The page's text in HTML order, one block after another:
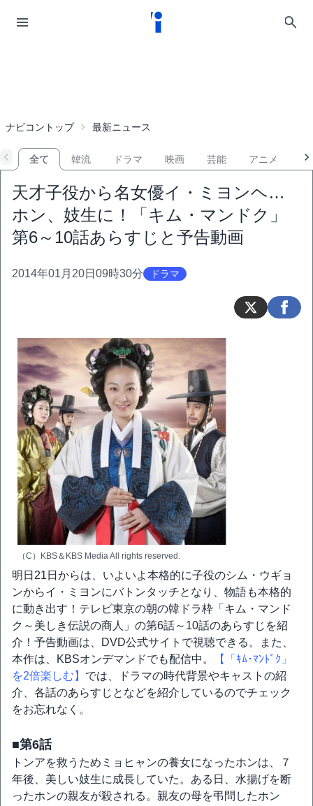
ナビコントップ 最新ニュース
全て 韓流 ドラマ 映画 芸能 アニメ
天才子役から名女優イ・ミヨンヘ…
ホン、妓生に！「キム・マンドク」
第6～10話あらすじと予告動画
2014年01月20日09時30分 ドラマ
（C）KBS＆KBS Media All rights reserved.
明日21日からは、いよいよ本格的に子役のシム・ウギョ
ンからイ・ミヨンにバトンタッチとなり、物語も本格的
に動き出す！テレビ東京の朝の韓ドラ枠「キム・マンド
ク～美しき伝説の商人」の第6話～10話のあらすじを紹
介！予告動画は、DVD公式サイトで視聴できる。また、
本作は、KBSオンデマンドでも配信中。
【「ｷﾑ･ﾏﾝﾄﾞｸ」
を2倍楽しむ】 では、ドラマの時代背景やキャストの紹
介、各話のあらすじとなどを紹介しているのでチェック
をお忘れなく。
■第6話
トンアを救うためミョヒャンの養女になったホンは、７
年後、美しい妓生に成長していた。ある日、水揚げを断
ったホンの親友が殺される。親友の母を弔問したホン